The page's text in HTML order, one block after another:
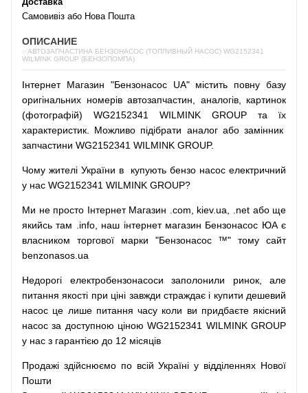
Самовивіз або Нова Пошта
ОПИСАНИЕ
✅АВТОЗАПЧАСТИНА БЕНЗОНАСОС (ТОПЛИВНЫЙ НАСОС) WG2152341
WILMINK GROUP (БЕНЗОПОМПА)
Інтернет Магазин "Бензонасос UA" містить повну базу
оригінальних номерів автозапчастин аналогів,
картинок
(фотографій) WG2152341 WILMINK GROUP та їх
характеристик. Можливо підібрати аналог або замінник
запчастини WG2152341 WILMINK GROUP.
Чому жителі України в купують бензо насос електричний
у нас WG2152341 WILMINK GROUP?
Ми не просто Інтернет Магазин .com kiev.ua .net або ще
якийсь там .info, наш інтернет магазин Бензонасос ЮА є
власником
торгової марки "Бензонасос ™" тому
сайт
benzonasos.ua
Недорогі електробензонасоси заполонили ринок,
але
питання якості при ціні завжди страждає і купити дешевий
насос це лише питання часу коли ви придбаєте якісний
насос за доступною ціною WG2152341 WILMINK GROUP
у нас з гарантією до 12 місяців
Продажі здійснюємо по всій Україні у відділеннях Нової
Пошти